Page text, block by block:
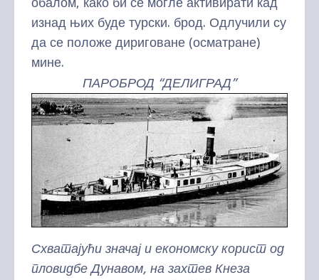
изнад њих буде турски. брод. Одлучили су
да се положе дириговане (осматране)
мине.
ПАРОБРОД “ДЕЛИГРАД”
Схватајући значај и економску корист од
пловидбе Дунавом, на захтев Кнеза